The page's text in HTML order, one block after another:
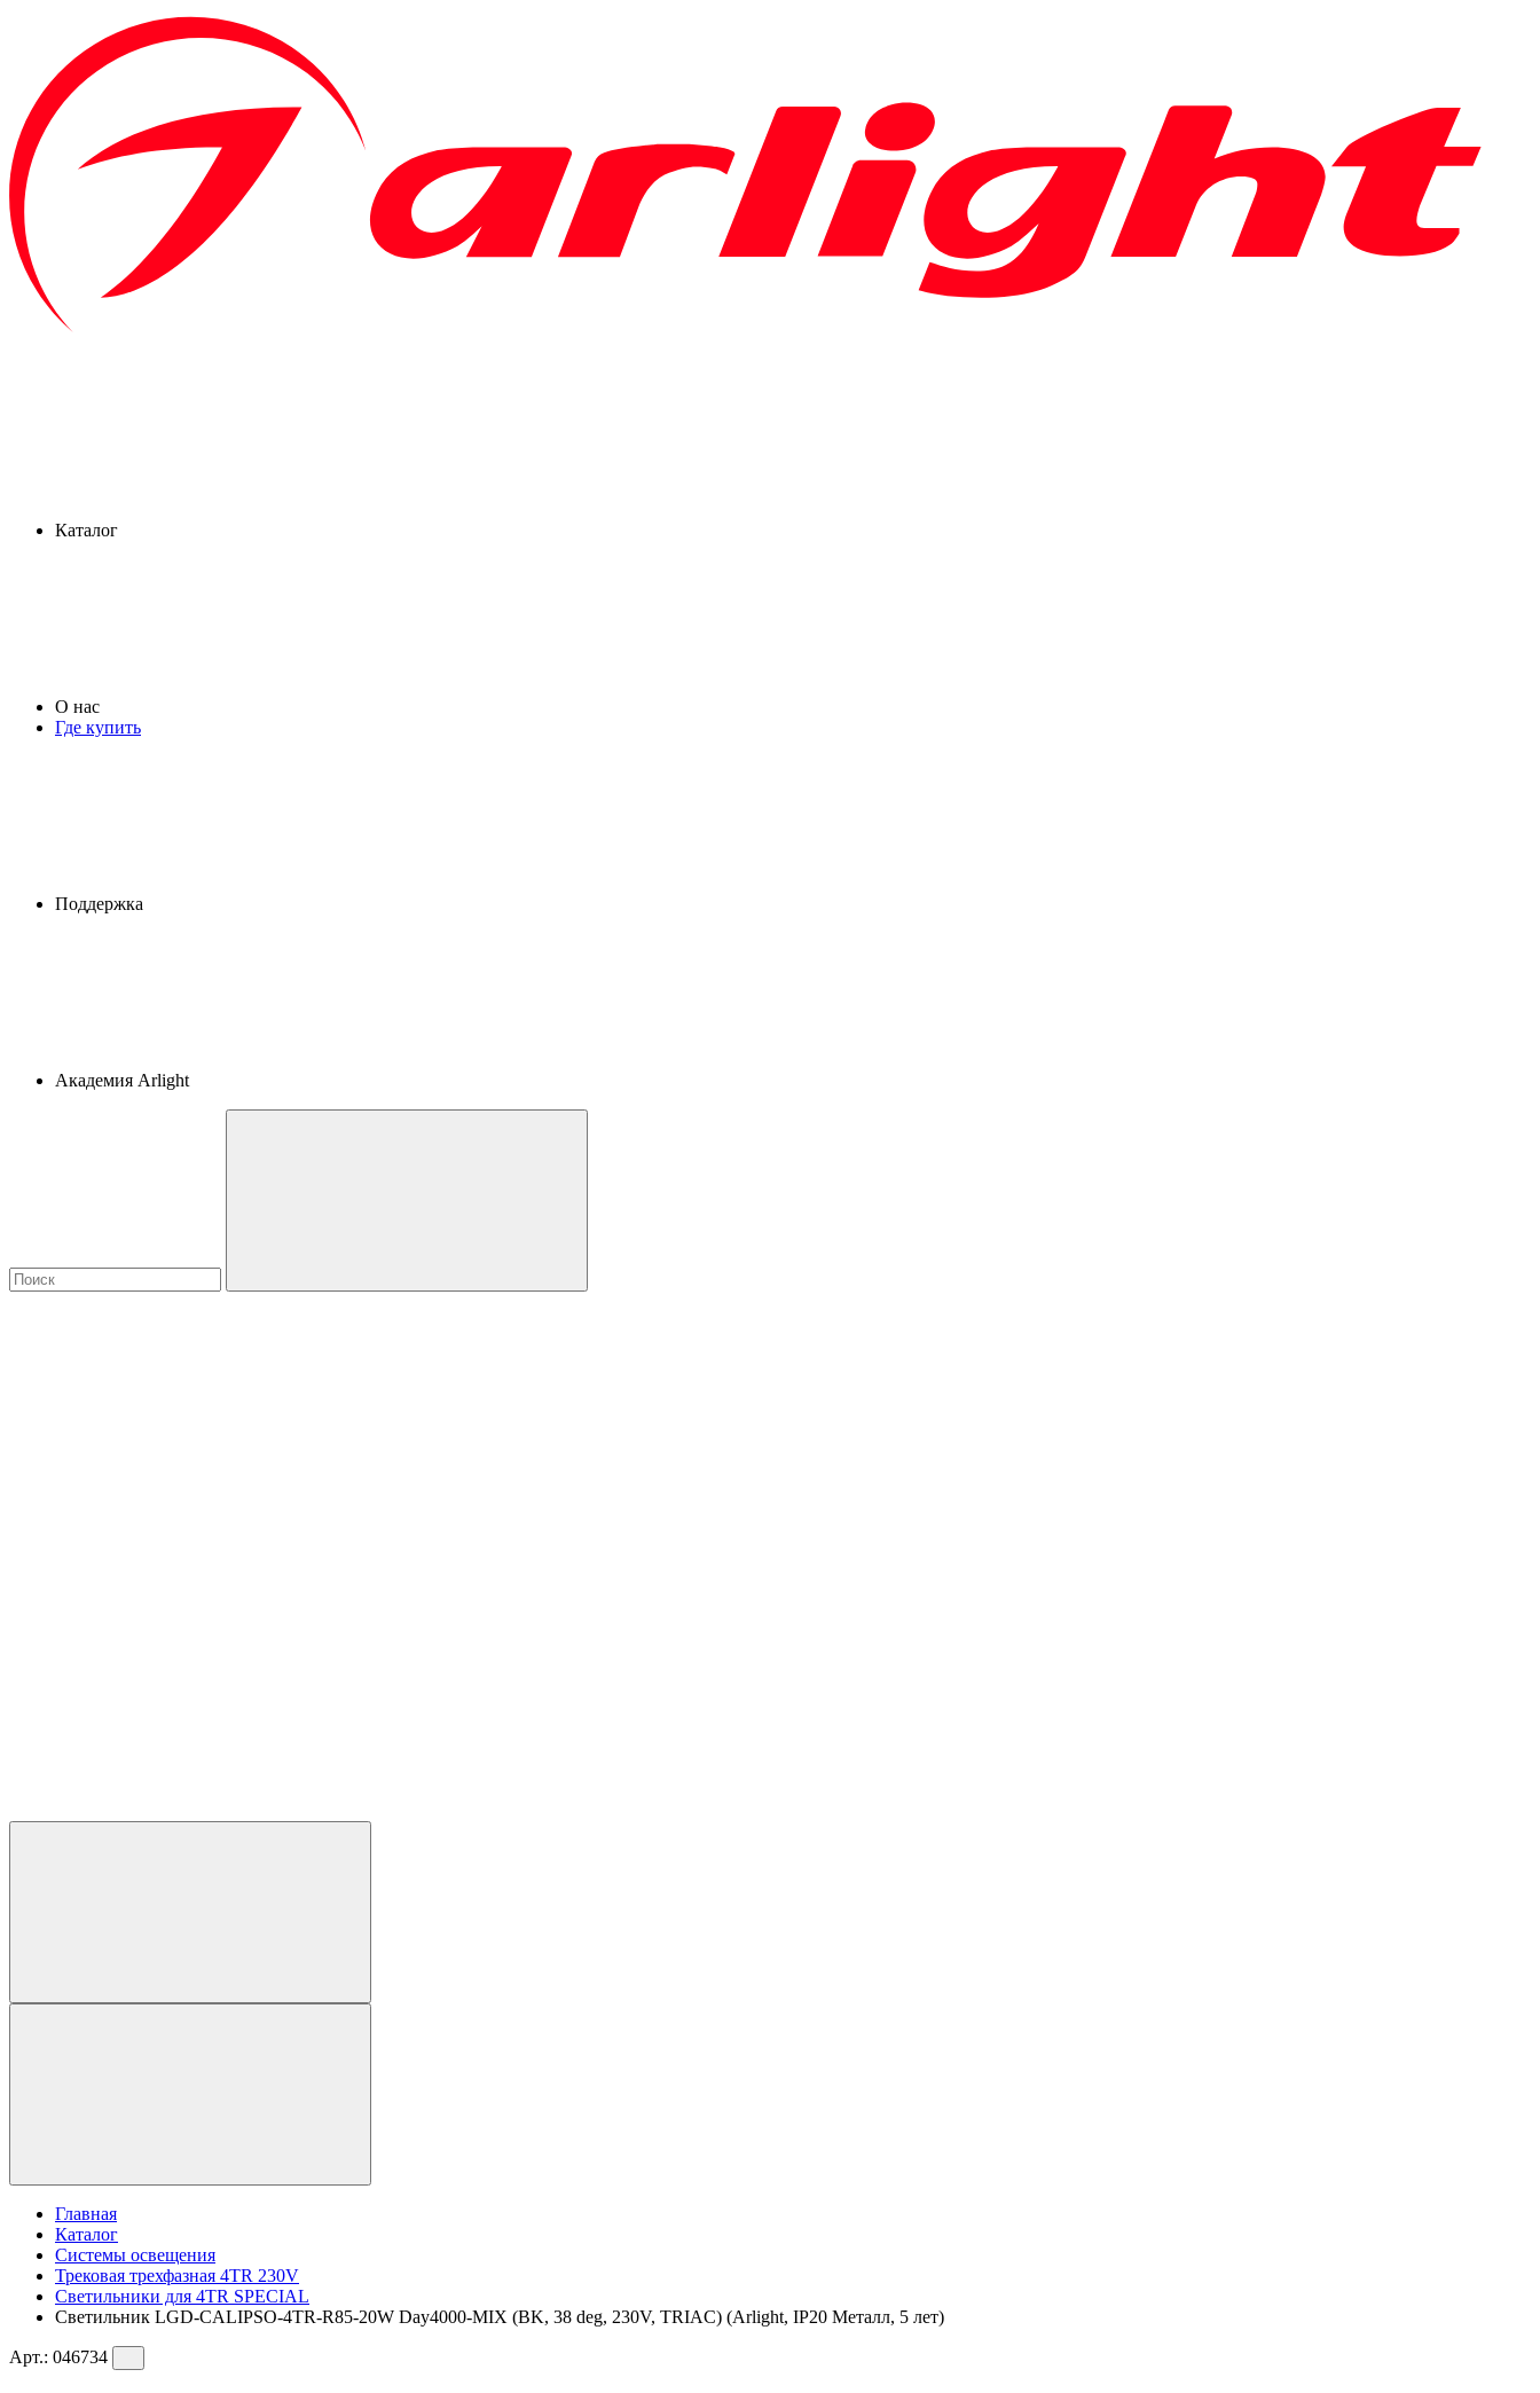
Каталог
О нас
Где купить
Поддержка
Академия Arlight
Главная
Каталог
Системы освещения
Трековая трехфазная 4TR 230V
Светильники для 4TR SPECIAL
Светильник LGD-CALIPSO-4TR-R85-20W Day4000-MIX (BK, 38 deg, 230V, TRIAC) (Arlight, IP20 Металл, 5 лет)
Арт.: 046734